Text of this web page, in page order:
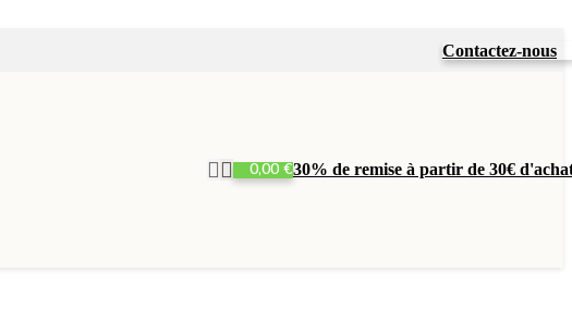
Contactez-nous
0,00€30% de remise à partir de 30€